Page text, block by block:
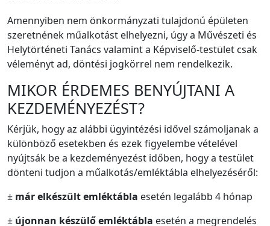
Amennyiben nem önkormányzati tulajdonú épületen
szeretnének műalkotást elhelyezni, úgy a Művészeti és
Helytörténeti Tanács valamint a Képviselő-testület csak
véleményt ad, döntési jogkörrel nem rendelkezik.
MIKOR ÉRDEMES BENYÚJTANI A
KEZDEMÉNYEZÉST?
Kérjük, hogy az alábbi ügyintézési idővel számoljanak a
különböző esetekben és ezek figyelembe vételével
nyújtsák be a kezdeményezést időben, hogy a testület
dönteni tudjon a műalkotás/emléktábla elhelyezéséről:
± már elkészült emléktábla esetén legalább 4 hónap
± újonnan készülő emléktábla esetén a megrendelés